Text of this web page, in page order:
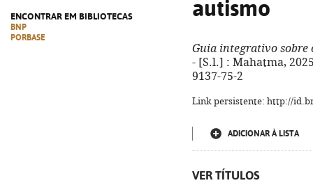
ENCONTRAR EM BIBLIOTECAS
BNP
PORBASE
autismo
Guia integrativo sobre
- [S.l.] : Mahatma,
9137-75-2
Link persistente: http://
ADICIONAR À LISTA
VER TÍTULOS